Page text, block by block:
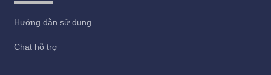
Hướng dẫn sử dụng
Chat hỗ trợ